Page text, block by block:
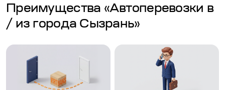
Преимущества «Автоперевозки в
/ из города Сызрань»